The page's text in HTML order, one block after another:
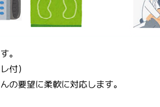
。
付）
の要望に柔軟に対応します。